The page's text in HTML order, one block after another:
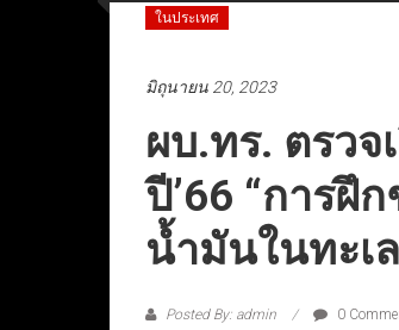
ในประเทศ
มิถุนายน 20, 2023
ผบ.ทร. ตรว
ปี’66 “การฝึ
น้ำมันในทะเ
Posted By: admin 0